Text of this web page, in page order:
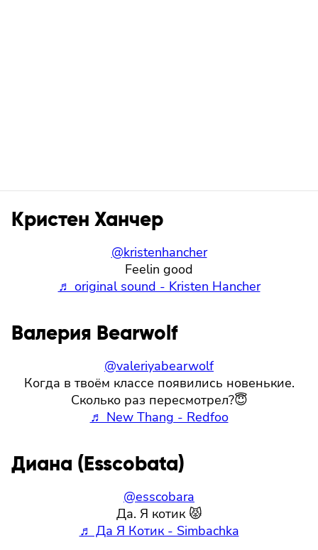
Кристен Ханчер
@kristenhancher
Feelin good
♬ original sound - Kristen Hancher
Валерия Bearwolf
@valeriyabearwolf
Когда в твоём классе появились новенькие.
Сколько раз пересмотрел?😇
♬ New Thang - Redfoo
Диана (Esscobata)
@esscobara
Да. Я котик 😾
♬ Да Я Котик - Simbachka